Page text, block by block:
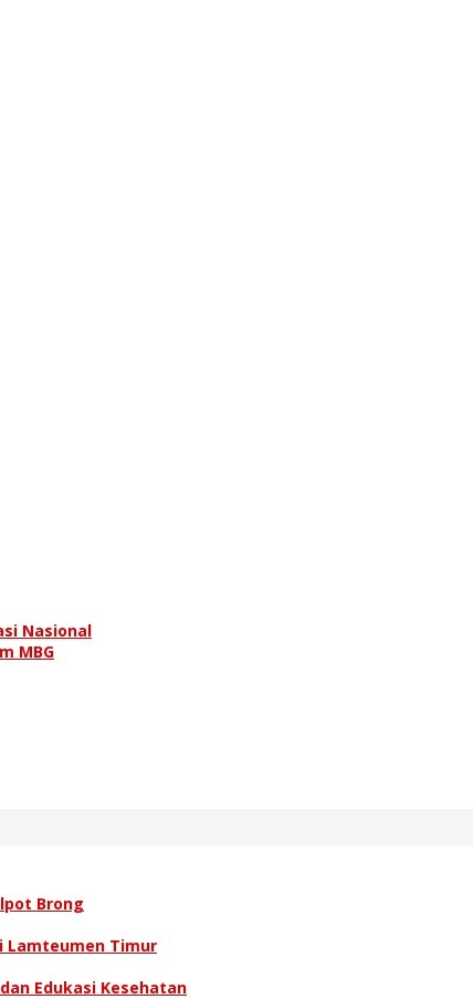
Nasional
MBG
Brong
Lamteumen Timur
Edukasi Kesehatan